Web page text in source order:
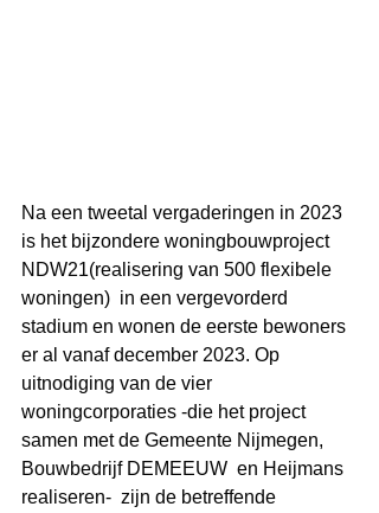
Na een tweetal vergaderingen in 2023
is het bijzondere woningbouwproject
NDW21(realisering van 500 flexibele
woningen)  in een vergevorderd
stadium en wonen de eerste bewoners
er al vanaf december 2023. Op
uitnodiging van de vier
woningcorporaties -die het project
samen met de Gemeente Nijmegen,
Bouwbedrijf DEMEEUW  en Heijmans
realiseren-  zijn de betreffende